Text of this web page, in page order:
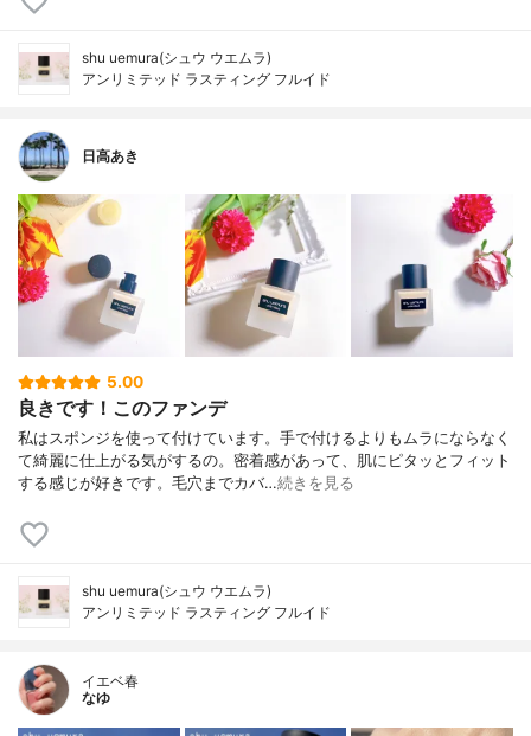
shu uemura(シュウ ウエムラ)
アンリミテッド ラスティング フルイド
日高あき
5.00
良きです！このファンデ
私はスポンジを使って付けています。手で付けるよりもムラにならなく
て綺麗に仕上がる気がするの。密着感があって、肌にピタッとフィット
する感じが好きです。毛穴までカバ…続きを見る
shu uemura(シュウ ウエムラ)
アンリミテッド ラスティング フルイド
イエベ春
なゆ